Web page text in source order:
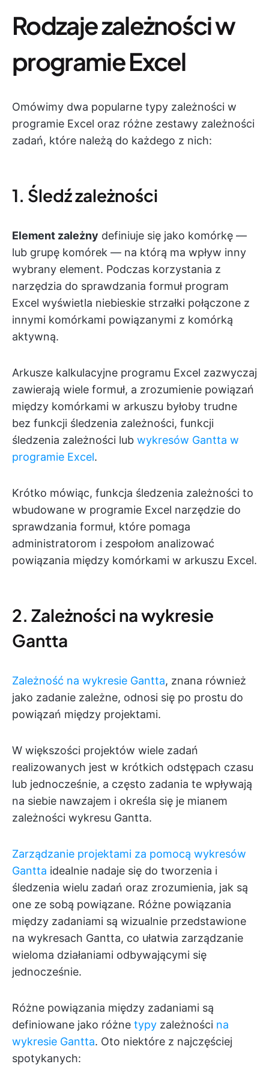
Rodzaje zależności w
programie Excel
Omówimy dwa popularne typy zależności w
programie Excel oraz różne zestawy zależności
zadań, które należą do każdego z nich:
1. Śledź zależności
Element zależny definiuje się jako komórkę —
lub grupę komórek — na którą ma wpływ inny
wybrany element. Podczas korzystania z
narzędzia do sprawdzania formuł program
Excel wyświetla niebieskie strzałki połączone z
innymi komórkami powiązanymi z komórką
aktywną.
Arkusze kalkulacyjne programu Excel zazwyczaj
zawierają wiele formuł, a zrozumienie powiązań
między komórkami w arkuszu byłoby trudne
bez funkcji śledzenia zależności, funkcji
śledzenia zależności lub wykresów Gantta w
programie Excel.
Krótko mówiąc, funkcja śledzenia zależności to
wbudowane w programie Excel narzędzie do
sprawdzania formuł, które pomaga
administratorom i zespołom analizować
powiązania między komórkami w arkuszu Excel.
2. Zależności na wykresie
Gantta
Zależność na wykresie Gantta, znana również
jako zadanie zależne, odnosi się po prostu do
powiązań między projektami.
W większości projektów wiele zadań
realizowanych jest w krótkich odstępach czasu
lub jednocześnie, a często zadania te wpływają
na siebie nawzajem i określa się je mianem
zależności wykresu Gantta.
Zarządzanie projektami za pomocą wykresów
Gantta idealnie nadaje się do tworzenia i
śledzenia wielu zadań oraz zrozumienia, jak są
one ze sobą powiązane. Różne powiązania
między zadaniami są wizualnie przedstawione
na wykresach Gantta, co ułatwia zarządzanie
wieloma działaniami odbywającymi się
jednocześnie.
Różne powiązania między zadaniami są
definiowane jako różne typy zależności na
wykresie Gantta. Oto niektóre z najczęściej
spotykanych: